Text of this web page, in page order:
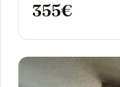
355€